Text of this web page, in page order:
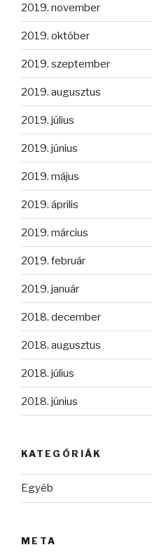
2019. november
2019. október
2019. szeptember
2019. augusztus
2019. július
2019. június
2019. május
2019. április
2019. március
2019. február
2019. január
2018. december
2018. augusztus
2018. július
2018. június
KATEGÓRIÁK
Egyéb
META